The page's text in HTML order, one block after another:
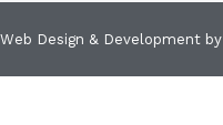
Web Design & Development by